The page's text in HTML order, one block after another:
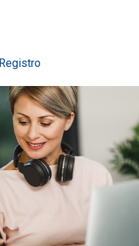
Registro